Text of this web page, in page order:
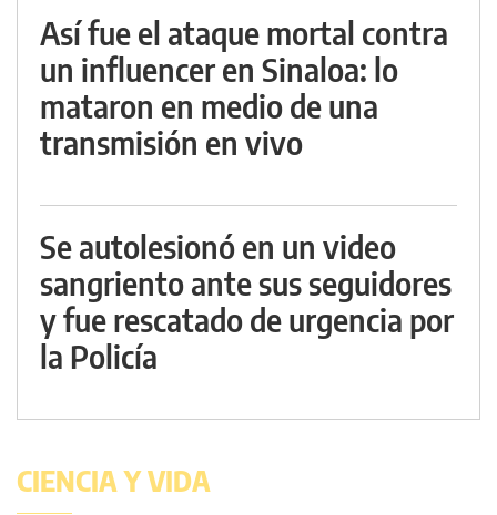
Así fue el ataque mortal contra
un influencer en Sinaloa: lo
mataron en medio de una
transmisión en vivo
Se autolesionó en un video
sangriento ante sus seguidores
y fue rescatado de urgencia por
la Policía
CIENCIA Y VIDA